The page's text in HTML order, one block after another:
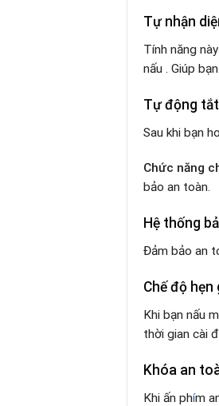
Tự nhận
Tính năng
nấu . Giúp
Tự động
Sau khi bạn
Chức năng
bảo an toàn.
Hệ thống
Đảm bảo an
Chế độ
Khi bạn nấu
thời gian cài
Khóa an
Khi ấn phím